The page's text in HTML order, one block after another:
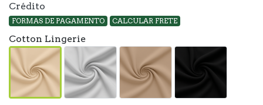
Crédito
FORMAS DE PAGAMENTO CALCULAR FRETE
Cotton Lingerie